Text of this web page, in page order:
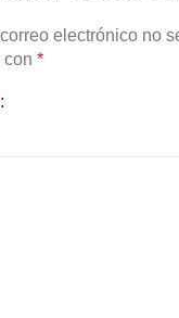
electrónico no
con *